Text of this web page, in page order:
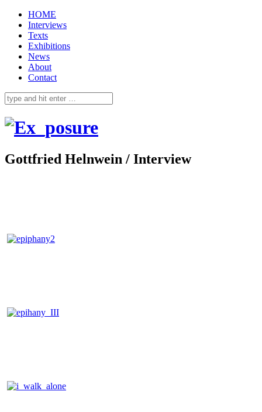
HOME
Interviews
Texts
Exhibitions
News
About
Contact
Gottfried Helnwein / Interview